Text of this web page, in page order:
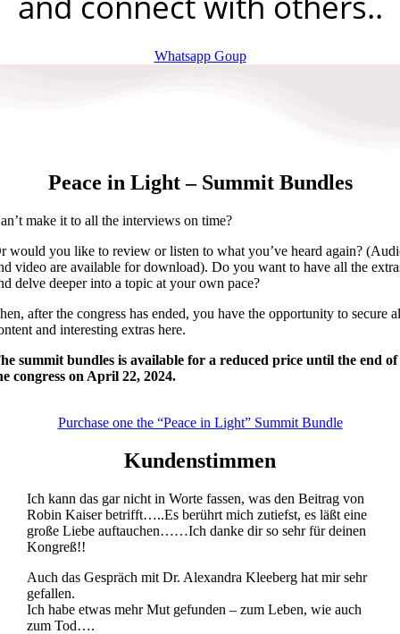
Whatsapp Goup
Peace in Light – Summit Bundles
make it to all the interviews on time?
would you like to review or listen to what you’ve heard again?
video are available for download). Do you want to have all the
delve deeper into a topic at your own pace?
after the congress has ended, you have the opportunity to secure
and interesting extras here.
summit bundles is available for a reduced price until the end of
congress on April 22, 2024.
Purchase one the “Peace in Light” Summit Bundle
Kundenstimmen
Ich kann das gar nicht in Worte fassen, was den Beitrag von
Robin Kaiser betrifft…..Es berührt mich zutiefst, es läßt eine
große Liebe auftauchen……Ich danke dir so sehr für deinen
Kongreß!!
Auch das Gespräch mit Dr. Alexandra Kleeberg hat mir sehr
gefallen.
Ich habe etwas mehr Mut gefunden – zum Leben, wie auch
zum Tod….